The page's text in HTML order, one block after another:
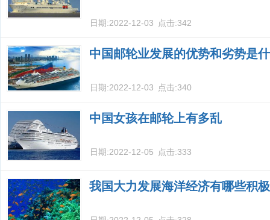
日期:2022-12-03 点击:342
中国邮轮业发展的优势和劣势是
日期:2022-12-03 点击:340
中国女孩在邮轮上有多乱
日期:2022-12-05 点击:333
我国大力发展海洋经济有哪些积